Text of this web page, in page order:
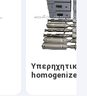
Υπερηχητικό
homogenizer